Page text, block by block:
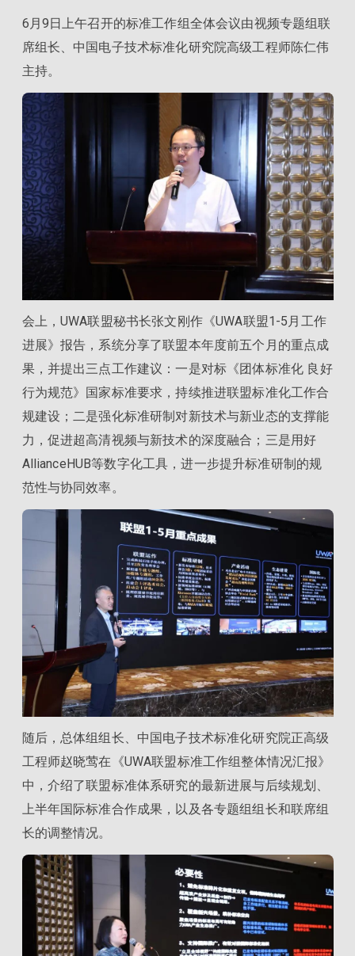
6月9日上午召开的标准工作组全体会议由视频专题组联
席组长、中国电子技术标准化研究院高级工程师陈仁伟
主持。
会上，UWA联盟秘书长张文刚作《UWA联盟1-5月工作
进展》报告，系统分享了联盟本年度前五个月的重点成
果，并提出三点工作建议：一是对标《团体标准化 良好
行为规范》国家标准要求，持续推进联盟标准化工作合
规建设；二是强化标准研制对新技术与新业态的支撑能
力，促进超高清视频与新技术的深度融合；三是用好
AllianceHUB等数字化工具，进一步提升标准研制的规
范性与协同效率。
随后，总体组组长、中国电子技术标准化研究院正高级
工程师赵晓莺在《UWA联盟标准工作组整体情况汇报》
中，介绍了联盟标准体系研究的最新进展与后续规划、
上半年国际标准合作成果，以及各专题组组长和联席组
长的调整情况。